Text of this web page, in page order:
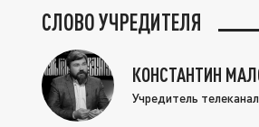
СЛОВО УЧРЕДИТЕЛЯ
КОНСТАНТИН
Учредитель